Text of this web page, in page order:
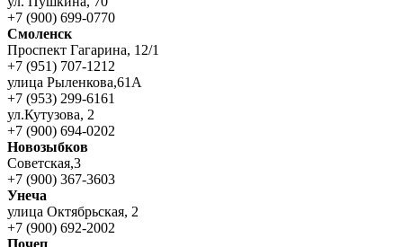
+7 (900) 699-0770
Смоленск
Проспект Гагарина, 12/1
+7 (951) 707-1212
улица Рыленкова,61А
+7 (953) 299-6161
ул.Кутузова, 2
+7 (900) 694-0202
Новозыбков
Советская,3
+7 (900) 367-3603
Унеча
улица Октябрьская, 2
+7 (900) 692-2002